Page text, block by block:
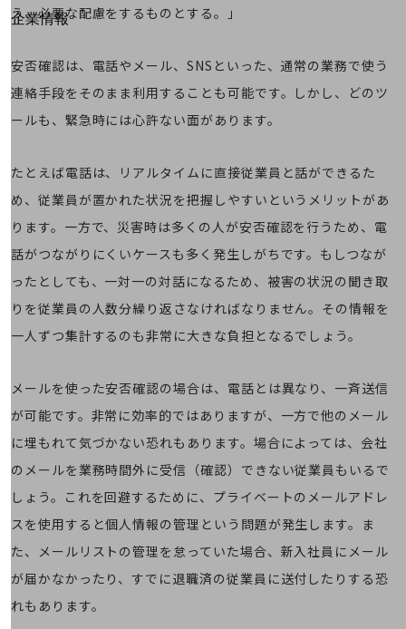
別ウィンドウで開きます
企業情報
会社案内
会社案内TOP
社長からのご挨拶
事業拠点
会社案内パンフレット
ニュースルームTOP
ニュースリリース
地域からの発表
重要なお知らせ
お知らせ
社外からの評価実績
サステナビリティ
サステナビリティTOP
NTTドコモビジネスグループのサステナビリティ
サステナビリティ基本方針
サステナビリティレポート
う、必要な配慮をするものとする。」
安否確認は、電話やメール、SNSといった、通常の業務で使う
連絡手段をそのまま利用することも可能です。しかし、どのツ
ールも、緊急時には心許ない面があります。
たとえば電話は、リアルタイムに直接従業員と話ができるた
め、従業員が置かれた状況を把握しやすいというメリットがあ
ります。一方で、災害時は多くの人が安否確認を行うため、電
話がつながりにくいケースも多く発生しがちです。もしつなが
ったとしても、一対一の対話になるため、被害の状況の聞き取
りを従業員の人数分繰り返さなければなりません。その情報を
一人ずつ集計するのも非常に大きな負担となるでしょう。
メールを使った安否確認の場合は、電話とは異なり、一斉送信
が可能です。非常に効率的ではありますが、一方で他のメール
に埋もれて気づかない恐れもあります。場合によっては、会社
のメールを業務時間外に受信（確認）できない従業員もいるで
しょう。これを回避するために、プライベートのメールアドレ
スを使用すると個人情報の管理という問題が発生します。ま
た、メールリストの管理を怠っていた場合、新入社員にメール
が届かなかったり、すでに退職済の従業員に送付したりする恐
れもあります。